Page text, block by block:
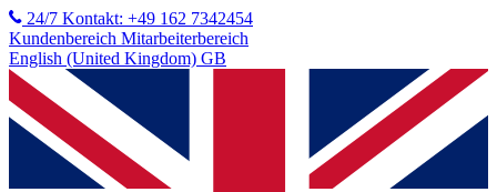
24/7 Kontakt: +49 162 7342454
Kundenbereich Mitarbeiterbereich
English (United Kingdom) GB